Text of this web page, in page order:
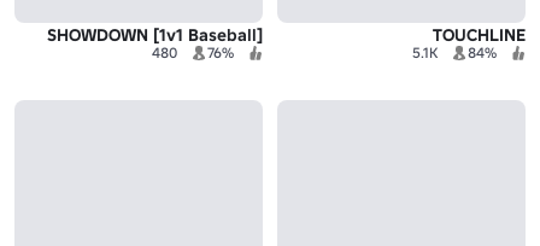
TOUCHLINE
84%
5.1K
SHOWDOWN [1v1 Baseball]
76%
480